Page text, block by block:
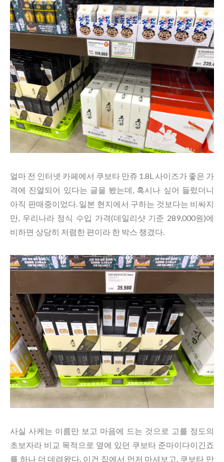
얼마 전 인터넷 카페에서 쿠보타 만쥬 1.8L 사이즈가 좋은 가
격에 진열되어 있다는 글을 봤는데, 혹시나 싶어 들렀더니
아직 판매중이었다. 일본 현지에서 구하는 것보다는 비싸지
만, 우리나라 정식 수입 가격(데일리샷 기준 289,000원)에
비하면 상당히 저렴한 편이라 한 박스 챙겼다.
사실 사케는 이름만 보고 마음에 드는 것으로 고를 정도의
초보자라 비교 목적으로 옆에 있던 쿠보타 준마이다이긴죠
를 하나 더 데려왔다. 이건 집에서 먼저 마셔보고, 쿠보타 만